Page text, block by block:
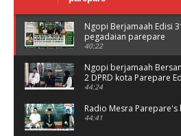
Ngopi Berjamaah Edisi
pegadaian parepare
40:22
Ngopi berjamaah
2 DPRD kota Parepare
44:24
Radio Mesra
44:41